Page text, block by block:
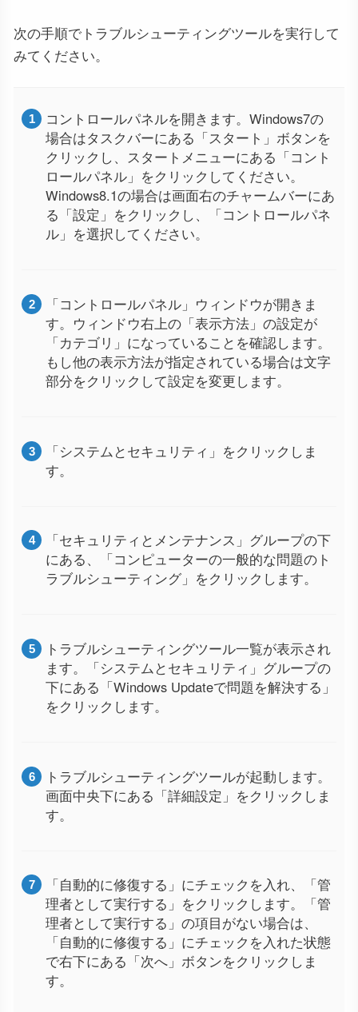
次の手順でトラブルシューティングツールを実行して
みてください。
コントロールパネルを開きます。Windows7の
場合はタスクバーにある「スタート」ボタンを
クリックし、スタートメニューにある「コント
ロールパネル」をクリックしてください。
Windows8.1の場合は画面右のチャームバーにあ
る「設定」をクリックし、「コントロールパネ
ル」を選択してください。
「コントロールパネル」ウィンドウが開きま
す。ウィンドウ右上の「表示方法」の設定が
「カテゴリ」になっていることを確認します。
もし他の表示方法が指定されている場合は文字
部分をクリックして設定を変更します。
「システムとセキュリティ」をクリックしま
す。
「セキュリティとメンテナンス」グループの下
にある、「コンピューターの一般的な問題のト
ラブルシューティング」をクリックします。
トラブルシューティングツール一覧が表示され
ます。「システムとセキュリティ」グループの
下にある「Windows Updateで問題を解決する」
をクリックします。
トラブルシューティングツールが起動します。
画面中央下にある「詳細設定」をクリックしま
す。
「自動的に修復する」にチェックを入れ、「管
理者として実行する」をクリックします。「管
理者として実行する」の項目がない場合は、
「自動的に修復する」にチェックを入れた状態
で右下にある「次へ」ボタンをクリックしま
す。